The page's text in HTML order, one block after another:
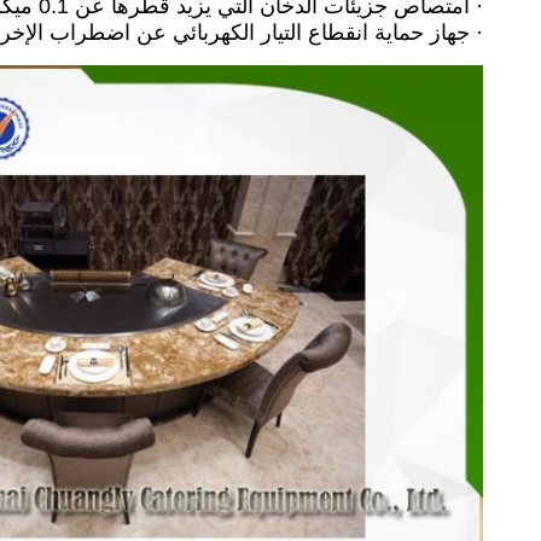
· امتصاص جزيئات الدخان التي يزيد قطرها عن 0.1 ميكرون (قطر) بكفاءة معالجة تبلغ 93٪ -97٪ ؛
· جهاز حماية انقطاع التيار الكهربائي عن اضطراب